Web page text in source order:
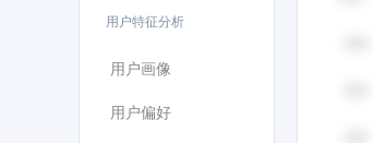
用户特征分析
用户画像
用户偏好